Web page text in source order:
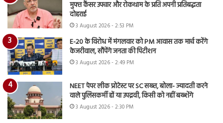
मुफ्त कैंसर उपचार और रोकथाम के प्रति अपनी प्रतिबद्धता
दोहराई
3 August 2026 - 2:53 PM
E-20 के विरोध में मंगलवार को PM आवास तक मार्च करेंगे
केजरीवाल, सौंपेंगे जनता की पिटीशन
3 August 2026 - 2:49 PM
NEET पेपर लीक प्रोटेस्ट पर SC सख्त, बोला- ज्यादती करने
वाले पुलिसकर्मी हों या उपद्रवी, किसी को नहीं बख्शेंगे
3 August 2026 - 2:30 PM